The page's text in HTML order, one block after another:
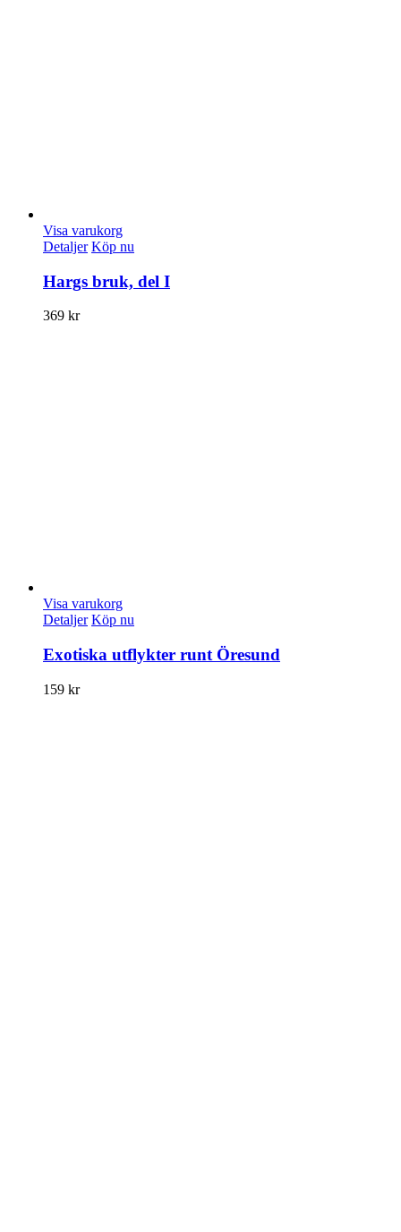
Visa varukorg
Detaljer Köp nu
Hargs bruk, del I
369 kr
Visa varukorg
Detaljer Köp nu
Exotiska utflykter runt Öresund
159 kr